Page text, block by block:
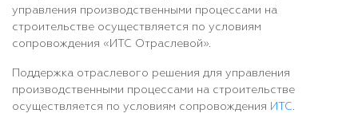
управления производственными процессами на
строительстве осуществляется по условиям
сопровождения «ИТС Отраслевой».
Поддержка отраслевого решения для управления
производственными процессами на строительстве
осуществляется по условиям сопровождения ИТС.